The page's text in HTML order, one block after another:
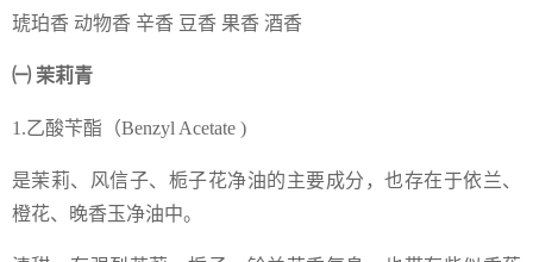
琥珀香 动物香 辛香 豆香 果香 酒香
㈠ 茉莉青
1.乙酸苄酯（Benzyl Acetate )
是茉莉、风信子、栀子花净油的主要成分，也存在于依兰、
橙花、晚香玉净油中。